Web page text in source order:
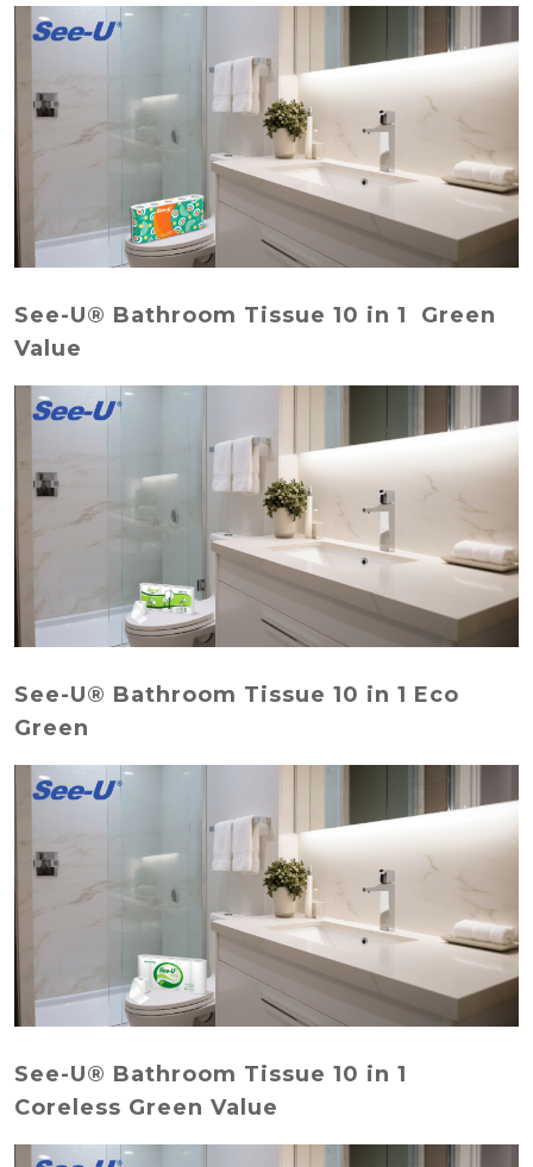
See-U® Bathroom Tissue 10 in 1 Green
Value
See-U® Bathroom Tissue 10 in 1 Eco
Green
See-U® Bathroom Tissue 10 in 1
Coreless Green Value